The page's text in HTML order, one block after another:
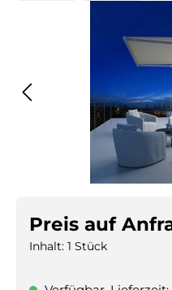
Preis auf
Inhalt: 1 Stück